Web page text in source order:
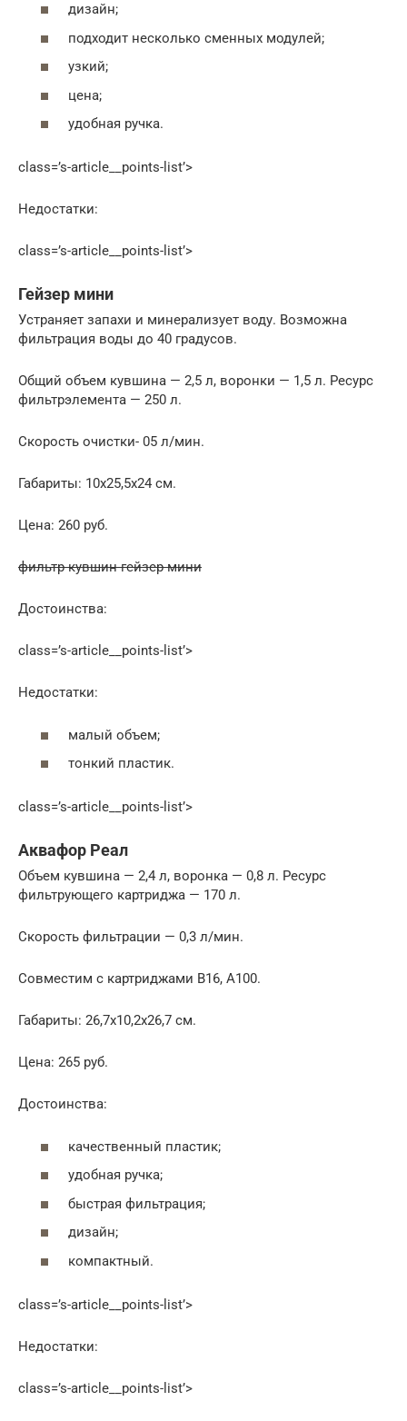
дизайн;
подходит несколько сменных модулей;
узкий;
цена;
удобная ручка.
class=’s-article__points-list’>
Недостатки:
class=’s-article__points-list’>
Гейзер мини
Устраняет запахи и минерализует воду. Возможна
фильтрация воды до 40 градусов.
Общий объем кувшина — 2,5 л, воронки — 1,5 л. Ресурс
фильтрэлемента — 250 л.
Скорость очистки- 05 л/мин.
Габариты: 10х25,5х24 см.
Цена: 260 руб.
фильтр кувшин гейзер мини
Достоинства:
class=’s-article__points-list’>
Недостатки:
малый объем;
тонкий пластик.
class=’s-article__points-list’>
Аквафор Реал
Объем кувшина — 2,4 л, воронка — 0,8 л. Ресурс
фильтрующего картриджа — 170 л.
Скорость фильтрации — 0,3 л/мин.
Совместим с картриджами В16, А100.
Габариты: 26,7х10,2х26,7 см.
Цена: 265 руб.
Достоинства:
качественный пластик;
удобная ручка;
быстрая фильтрация;
дизайн;
компактный.
class=’s-article__points-list’>
Недостатки:
class=’s-article__points-list’>